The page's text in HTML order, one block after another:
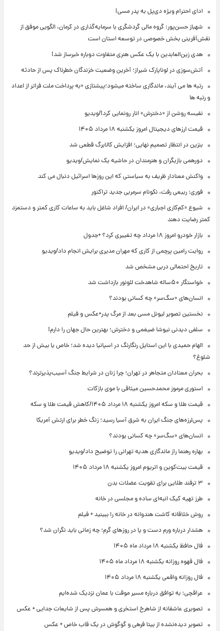
ادای احترام ویژه دی‌پل به پدر مسی!
شهباز حسن‌پور: گروه مالی گردشگری با سرمایه‌گذاری در کرمان، الگویی موفق از
نقش‌آفرینی بخش خصوصی در توسعه استان است
هدی زین‌العابدین با یک عکس هنری متفاوت دوباره خبرساز شد!
آتش‌سوزی در لوناپارک شیراز؛ آخرین وضعیت خزندگان خطرناک پس از حادثه
رتبه ها می آیند، ماندگاری ساخته میشود؛پیشتازی «به پرداخت ملت فراتر از اعداد
و رتبه ها
نفیسه روشن از «دخترش» انار رونمایی کرد!/ویدیو
قیمت ارزهای دیجیتال امروز یکشنبه ۱۸ مرداد ۱۴۰۵
بنزین در انتظار تصمیم نهایی؛ افزایش کالابرگ قطعی شد
دورهمی بازیگران و هنرمندان در حاشیه یک نمایش/ویدیو
واکنش معنادار ظریف به سیاستی که این روزها اسرائیل دنبال می کند
فوری: ربیعی رفت، نکونام سرمربی جدید تراکتور
شیوع «کم‌کاری اجباری» در ایران/ افراد شاغل باید به ساعات کاری کمتر و دستمزد
کمتر رضایت دهند
بازار خودرو امروز ۱۸ مرداد چه تغییری کرد؟ +جدول
روایت رامین پرچمی از کاری که مهران مدیری برایش انجام داد/ویدیو
تاریخ احتمالی دربی مشخص شد
خواستگار ۵۰ساله شاهدخت لئونور بازداشت شد
انسان‌های «سگ‌سر» چه کسانی بودند؟
نخستین تصویر لیونل مسی بعد از مرگ پدر+عکس و فیلم
سلفی دیدنی نیوشا ضیغمی و دخترش؛ بهترین حال جهان را دارم!
الهام حمیدی با این استایل رنگارنگ در اسپانیا دیده شد؛ خاص یا بیش از حد
شلوغ؟
بحران معتادان متجاهر در تهران؛ چرا زنان در شرایط جنگ آسیب‌پذیرترند؟
استوری مرموز محمدحسین میثاقی با موی بازکات
قیمت طلا و سکه امروز یکشنبه ۱۸ مرداد ۱۴۰۵/کاهش قیمت طلا و سکه
پس‌لرزه‌های جنگ ایران به شرق آسیا رسید؛ زنگ خطر برای ارتش آمریکا
انسان‌های «سگ‌سر» چه کسانی بودند؟
بهاره رهنما راز ماندگاری هدیه تهرانی را توضیح داد/ویدیو
قیمت بیت‌کوین و اتریوم امروز یکشنبه ۱۸ مرداد ۱۴۰۵
۳ ترفند طلایی برای تقویت عضلات بدن
طرز تهیه کیک انبه‌ای ساده و مجلسی در خانه
روش خلاقانه کاشت هندوانه در خانه را ببینید + فیلم
هشدار درباره ورم دست و پا در روزهای گرم؛ چه زمانی باید نگران شد؟
فال حافظ یکشنبه ۱۸ مرداد ماه ۱۴۰۵
فال قهوه روزانه یکشنبه ۱۸ مرداد ماه ۱۴۰۵
فال روزانه واقعی یکشنبه ۱۸ مرداد ۱۴۰۵
عراقچی: به توافق درباره مسیر موقت با عمان نزدیک شده‌ایم
تصویری عاشقانه از شاهرخ استخری و همسرش پس از شایعات جدایی + عکس
تصویر دیده‌نشده از بیتا فرهی و گوگوش در یک قاب خاص + عکس